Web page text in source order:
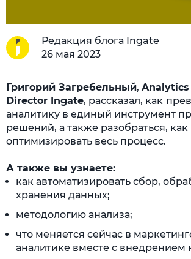
Редакция блога Ingate
26 мая 2023
Григорий Загребельный,
Director Ingate, рассказал, как
аналитику в единый инструмент
решений, а также разобраться,
оптимизировать весь процесс.
А также вы узнаете:
как автоматизировать сбор,
хранения данных;
методологию анализа;
что меняется сейчас в
аналитике вместе с внедрением